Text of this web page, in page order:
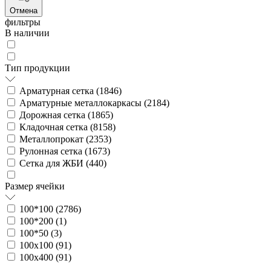
Отмена
фильтры
В наличии
Тип продукции
Арматурная сетка (1846)
Арматурные металлокаркасы (2184)
Дорожная сетка (1865)
Кладочная сетка (8158)
Металлопрокат (2353)
Рулонная сетка (1673)
Сетка для ЖБИ (440)
Размер ячейки
100*100 (2786)
100*200 (1)
100*50 (3)
100х100 (91)
100х400 (91)